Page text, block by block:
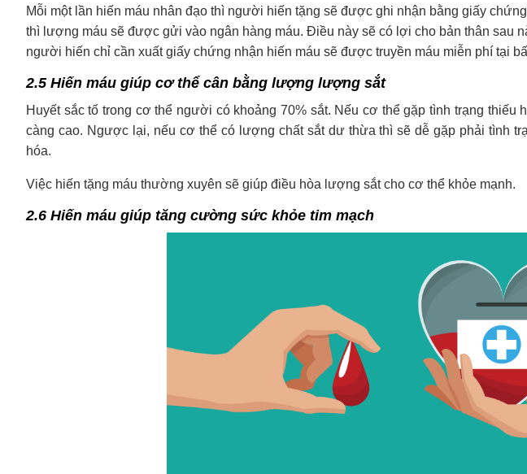
Mỗi một lần hiến máu nhân đạo thì người hiến tặng sẽ được ghi nhận bằng giấy
thì lượng máu sẽ được gửi vào ngân hàng máu. Điều này sẽ có lợi cho bản thân sau
người hiến chỉ cần xuất giấy chứng nhận hiến máu sẽ được truyền máu miễn phí tại
2.5 Hiến máu giúp cơ thể cân bằng lượng lượng sắt
Huyết sắc tố trong cơ thể người có khoảng 70% sắt. Nếu cơ thể gặp tình trạng thiếu
càng cao. Ngược lại, nếu cơ thể có lượng chất sắt dư thừa thì sẽ dễ gặp phải tình
hóa.
Việc hiến tặng máu thường xuyên sẽ giúp điều hòa lượng sắt cho cơ thể khỏe mạnh.
2.6 Hiến máu giúp tăng cường sức khỏe tim mạch